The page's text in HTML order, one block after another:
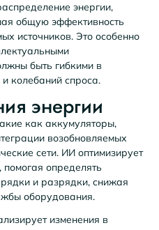
энергии,
общую эффективность
источников. Это особенно
быть гибкими в
колебаний спроса.
энергии
как аккумуляторы,
возобновляемых
сети. ИИ оптимизирует
помогая определять
и разрядки, снижая
оборудования.
изменения в